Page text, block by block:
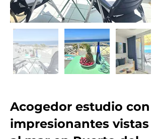
Acogedor estudio con
impresionantes vistas